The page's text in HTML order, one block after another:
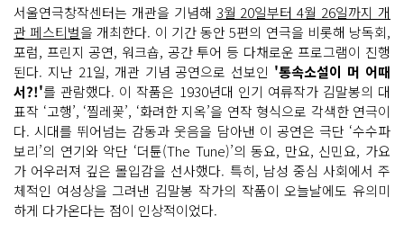
이 생
겼
다! (서
울
연
극
창
작
센
터)
야
외
마
당
서
울
씨
어
서울연극창작센터는 개관을 기념해 3월 20일부터 4월 26일까지 개
관 페스티벌을 개최한다. 이 기간 동안 5편의 연극을 비롯해 낭독회,
포럼, 프린지 공연, 워크숍, 공간 투어 등 다채로운 프로그램이 진행
된다. 지난 21일, 개관 기념 공연으로 선보인 '통속소설이 머 어때
서?!'를 관람했다. 이 작품은 1930년대 인기 여류작가 김말봉의 대
표작 ‘고행’, ‘찔레꽃’, ‘화려한 지옥’을 연작 형식으로 각색한 연극이
다. 시대를 뛰어넘는 감동과 웃음을 담아낸 이 공연은 극단 ‘수수파
보리’의 연기와 악단 ‘더튠(The Tune)’의 동요, 만요, 신민요, 가요
가 어우러져 깊은 몰입감을 선사했다. 특히, 남성 중심 사회에서 주
체적인 여성상을 그려낸 김말봉 작가의 작품이 오늘날에도 유의미
하게 다가온다는 점이 인상적이었다.